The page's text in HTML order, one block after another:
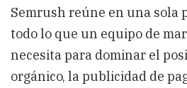
Semrush reúne en una sola
todo lo que un equipo de
necesita para dominar el
orgánico, la publicidad de